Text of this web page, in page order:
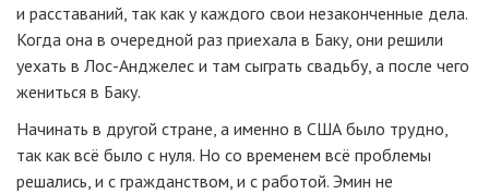
и расставаний, так как у каждого свои незаконченные дела.
Когда она в очередной раз приехала в Баку, они решили
уехать в Лос-Анджелес и там сыграть свадьбу, а после чего
жениться в Баку.
Начинать в другой стране, а именно в США было трудно,
так как всё было с нуля. Но со временем всё проблемы
решались, и с гражданством, и с работой. Эмин не